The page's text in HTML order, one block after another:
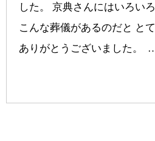
した。 京典さんにはいろい
こんな葬儀があるのだと と
ありがとうございました。